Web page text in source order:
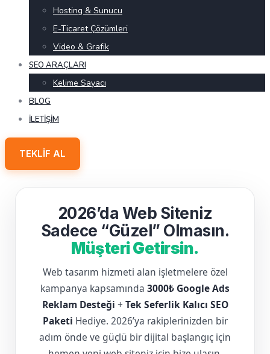
Hosting & Sunucu
E-Ticaret Çözümleri
Video & Grafik
SEO ARAÇLARI
Kelime Sayacı
BLOG
İLETIŞIM
TEKLIF AL
2026’da Web Siteniz
Sadece “Güzel” Olmasın.
Müşteri Getirsin.
Web tasarım hizmeti alan işletmelere özel
kampanya kapsamında 3000₺ Google Ads
Reklam Desteği + Tek Seferlik Kalıcı SEO
Paketi Hediye. 2026’ya rakiplerinizden bir
adım önde ve güçlü bir dijital başlangıç için